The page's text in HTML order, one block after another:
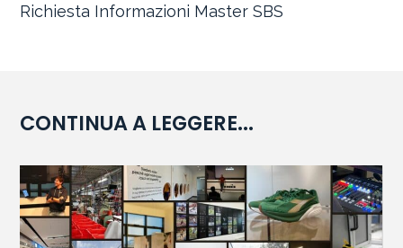
Richiesta Informazioni Master SBS
CONTINUA A LEGGERE...